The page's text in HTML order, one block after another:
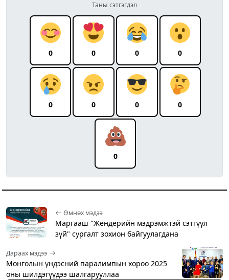
Таны сэтгэгдэл
0 0 0 0
0 0 0 0
0
Өмнөх мэдээ
Маргааш "Жендерийн мэдрэмжтэй сэтгүүл
зүй" сургалт зохион байгуулагдана
Дараах мэдээ
Монголын үндэсний паралимпын хороо 2025
оны шилдэгүүдээ шалгарууллаа